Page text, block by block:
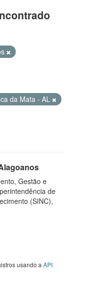
da Mata - AL
Gestão e
de
(SINC),
usando a API